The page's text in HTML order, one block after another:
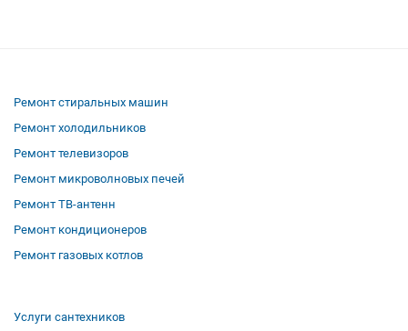
Ремонт стиральных машин
Ремонт холодильников
Ремонт телевизоров
Ремонт микроволновых печей
Ремонт ТВ-антенн
Ремонт кондиционеров
Ремонт газовых котлов
Услуги сантехников